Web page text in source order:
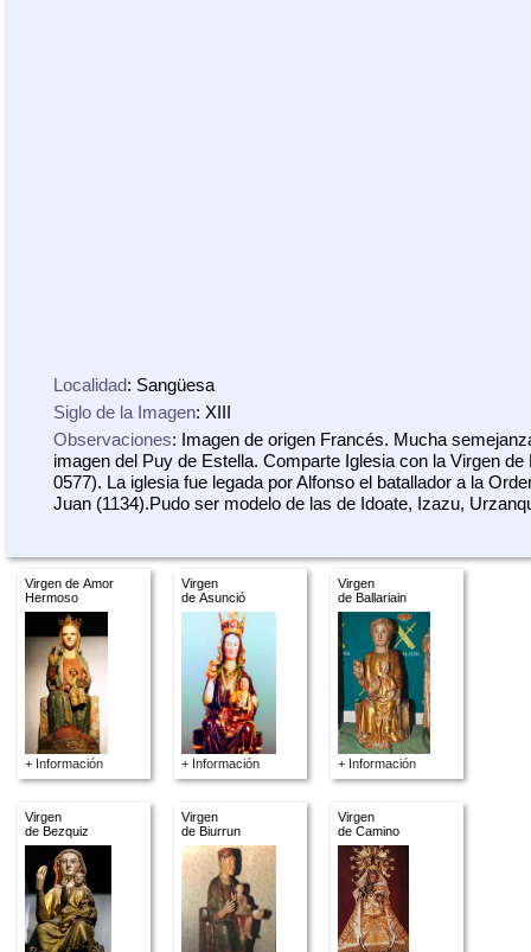
Localidad: Sangüesa
Siglo de la Imagen: XIII
Observaciones: Imagen de origen Francés. Mucha
imagen del Puy de Estella. Comparte Iglesia con la Virgen de
0577). La iglesia fue legada por Alfonso el batallador a la
Juan (1134).Pudo ser modelo de las de Idoate, Izazu,
Virgen de Amor
Hermoso
+ Información
Virgen
de Asunció
+ Información
Virgen
de Ballariain
+ Información
Virgen
de Bezquiz
Virgen
de Biurrun
Virgen
de Camino